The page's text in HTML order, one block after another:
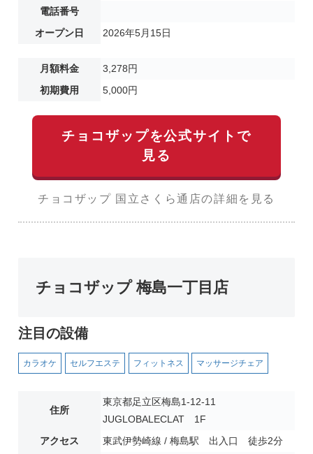
電話番号
オープン日
2026年5月15日
月額料金
3,278円
初期費用
5,000円
チョコザップを公式サイトで
見る
チョコザップ 国立さくら通店の詳細を見る
チョコザップ 梅島一丁目店
注目の設備
カラオケ セルフエステ フィットネス マッサージチェア
住所
東京都足立区梅島1-12-11
JUGLOBALECLAT 1F
アクセス
東武伊勢崎線 / 梅島駅 出入口 徒歩2分